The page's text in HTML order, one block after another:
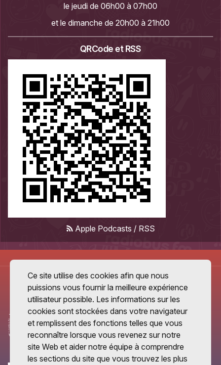
le jeudi de 06h00 à 07h00
et le dimanche de 20h00 à 21h00
QRCode et RSS
Apple Podcasts / RSS
Ce site utilise des cookies afin que nous
puissions vous fournir la meilleure expérience
utilisateur possible. Les informations sur les
cookies sont stockées dans votre navigateur
et remplissent des fonctions telles que vous
reconnaître lorsque vous revenez sur notre
site Web et aider notre équipe à comprendre
les sections du site que vous trouvez les plus